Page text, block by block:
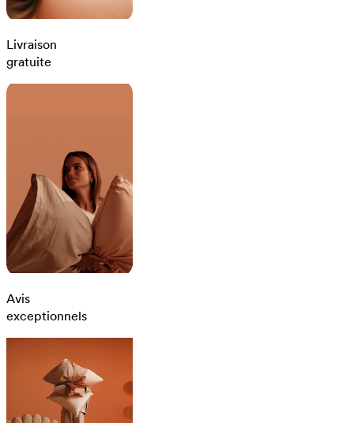
Livraison
gratuite
Avis
exceptionnels